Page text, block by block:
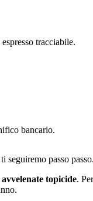
tracciabile.
bancario.
seguiremo passo passo.
avvelenate topicide.